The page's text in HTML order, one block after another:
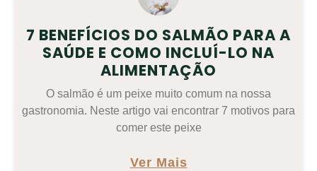
7 BENEFÍCIOS DO SALMÃO PARA A
SAÚDE E COMO INCLUÍ-LO NA
ALIMENTAÇÃO
O salmão é um peixe muito comum na nossa
gastronomia. Neste artigo vai encontrar 7 motivos para
comer este peixe
Ver Mais